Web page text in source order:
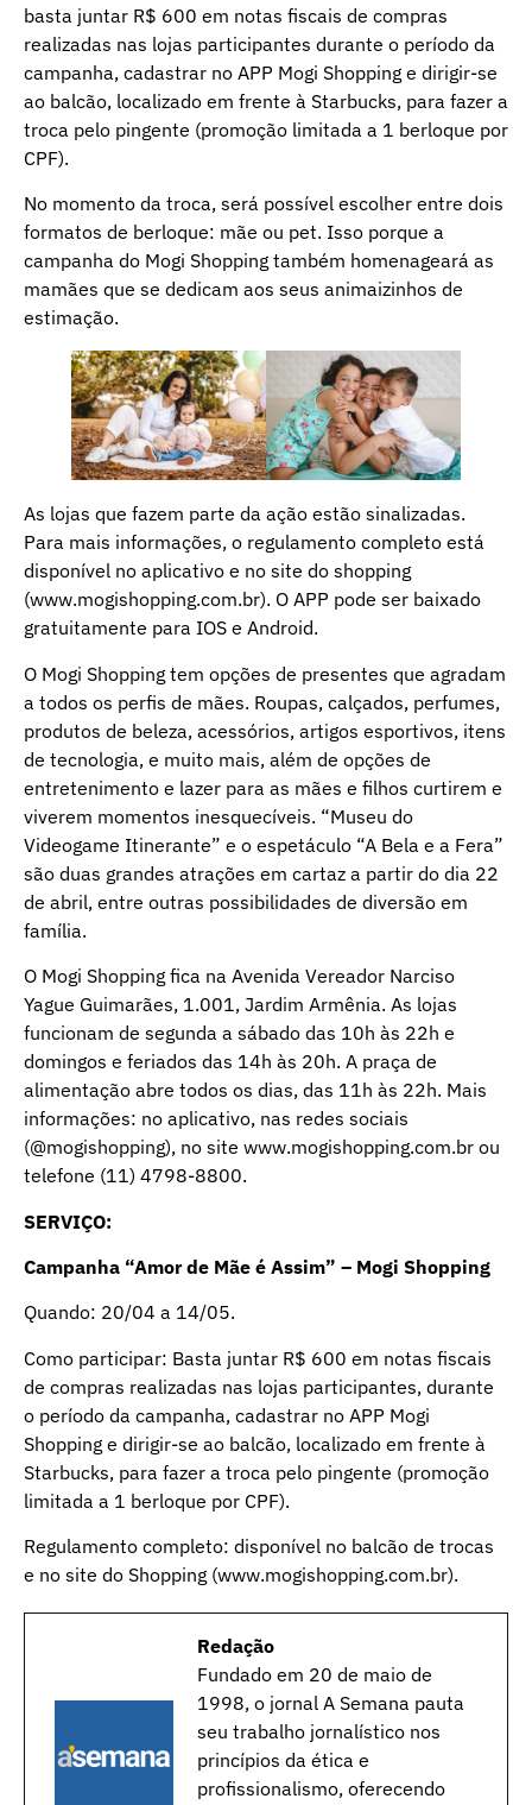
basta juntar R$ 600 em notas fiscais de compras
realizadas nas lojas participantes durante o período da
campanha, cadastrar no APP Mogi Shopping e dirigir-se
ao balcão, localizado em frente à Starbucks, para fazer a
troca pelo pingente (promoção limitada a 1 berloque por
CPF).
No momento da troca, será possível escolher entre dois
formatos de berloque: mãe ou pet. Isso porque a
campanha do Mogi Shopping também homenageará as
mamães que se dedicam aos seus animaizinhos de
estimação.
As lojas que fazem parte da ação estão sinalizadas.
Para mais informações, o regulamento completo está
disponível no aplicativo e no site do shopping
(www.mogishopping.com.br). O APP pode ser baixado
gratuitamente para IOS e Android.
O Mogi Shopping tem opções de presentes que agradam
a todos os perfis de mães. Roupas, calçados, perfumes,
produtos de beleza, acessórios, artigos esportivos, itens
de tecnologia, e muito mais, além de opções de
entretenimento e lazer para as mães e filhos curtirem e
viverem momentos inesquecíveis. “Museu do
Videogame Itinerante” e o espetáculo “A Bela e a Fera”
são duas grandes atrações em cartaz a partir do dia 22
de abril, entre outras possibilidades de diversão em
família.
O Mogi Shopping fica na Avenida Vereador Narciso
Yague Guimarães, 1.001, Jardim Armênia. As lojas
funcionam de segunda a sábado das 10h às 22h e
domingos e feriados das 14h às 20h. A praça de
alimentação abre todos os dias, das 11h às 22h. Mais
informações: no aplicativo, nas redes sociais
(@mogishopping), no site www.mogishopping.com.br ou
telefone (11) 4798-8800.
SERVIÇO:
Campanha “Amor de Mãe é Assim” – Mogi Shopping
Quando: 20/04 a 14/05.
Como participar: Basta juntar R$ 600 em notas fiscais
de compras realizadas nas lojas participantes, durante
o período da campanha, cadastrar no APP Mogi
Shopping e dirigir-se ao balcão, localizado em frente à
Starbucks, para fazer a troca pelo pingente (promoção
limitada a 1 berloque por CPF).
Regulamento completo: disponível no balcão de trocas
e no site do Shopping (www.mogishopping.com.br).
Redação
Fundado em 20 de maio de
1998, o jornal A Semana pauta
seu trabalho jornalístico nos
princípios da ética e
profissionalismo, oferecendo